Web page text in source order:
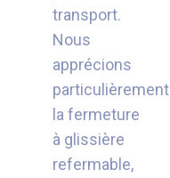
transport.
Nous
apprécions
particulièrement
la fermeture
à glissière
refermable,